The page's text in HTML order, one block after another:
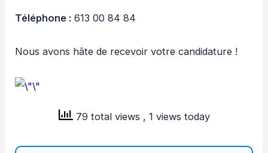
Téléphone : 613 00 84 84
Nous avons hâte de recevoir votre candidature !
79 total views , 1 views today